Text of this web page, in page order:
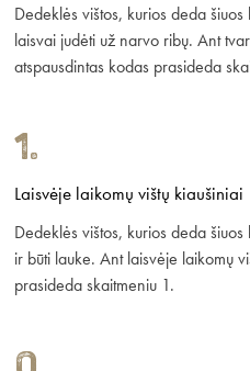
Dedeklės vištos, kurios deda
laisvai judėti už narvo ribų. Ant
atspausdintas kodas prasideda
1.
Laisvėje laikomų vištų kiaušiniai
Dedeklės vištos, kurios deda
ir būti lauke. Ant laisvėje laikomų
prasideda skaitmeniu 1.